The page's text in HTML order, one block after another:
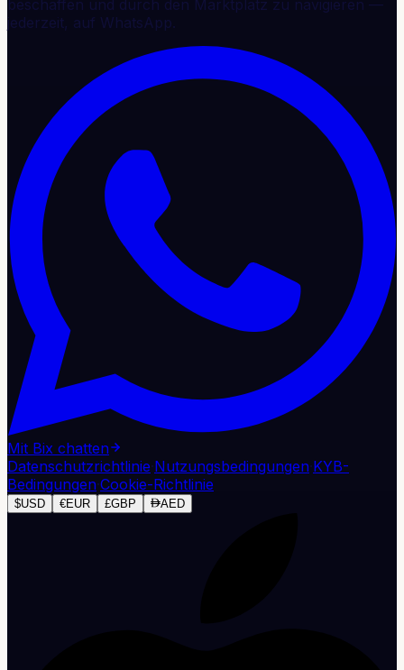
beschaffen und durch den Marktplatz zu navigieren —
jederzeit, auf WhatsApp.
Mit Bix chatten
Datenschutzrichtlinie·Nutzungsbedingungen·KYB-
Bedingungen·Cookie-Richtlinie
$USD €EUR £GBP AED